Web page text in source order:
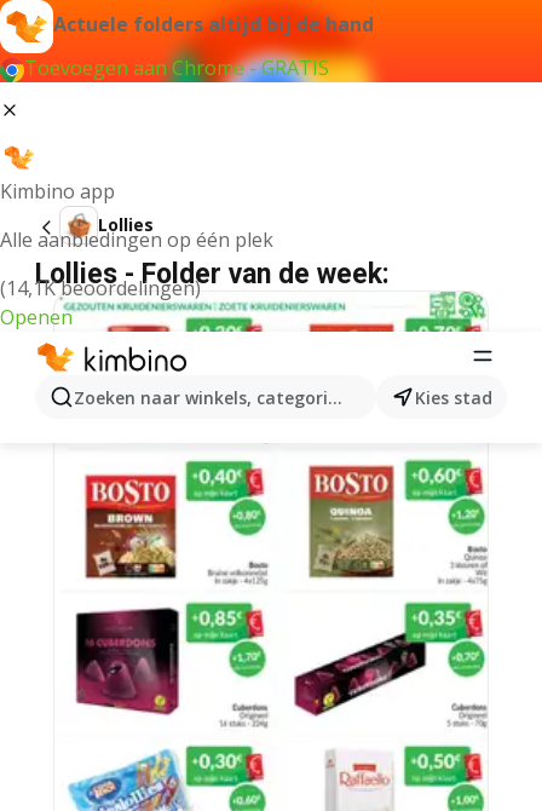
Actuele folders altijd bij de hand
Toevoegen aan Chrome - GRATIS
Kimbino app
Alle aanbiedingen op één plek
(14,1K beoordelingen)
Openen
Zoeken naar winkels, categorieën, producten...
Kies stad
Lollies
Lollies - Folder van de week: